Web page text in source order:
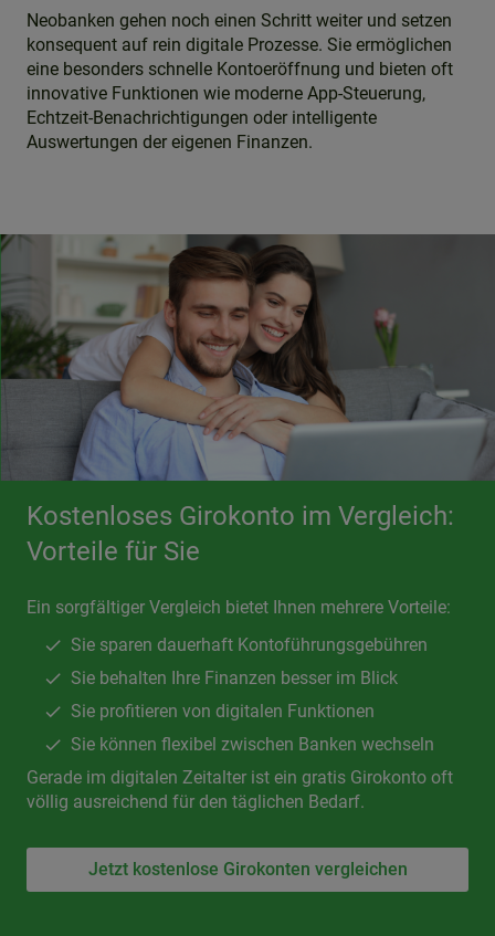
Neobanken gehen noch einen Schritt weiter und setzen
konsequent auf rein digitale Prozesse. Sie ermöglichen
eine besonders schnelle Kontoeröffnung und bieten oft
innovative Funktionen wie moderne App-Steuerung,
Echtzeit-Benachrichtigungen oder intelligente
Auswertungen der eigenen Finanzen.
Kostenloses Girokonto im Vergleich:
Vorteile für Sie
Ein sorgfältiger Vergleich bietet Ihnen mehrere Vorteile:
Sie sparen dauerhaft Kontoführungsgebühren
Sie behalten Ihre Finanzen besser im Blick
Sie profitieren von digitalen Funktionen
Sie können flexibel zwischen Banken wechseln
Gerade im digitalen Zeitalter ist ein gratis Girokonto oft
völlig ausreichend für den täglichen Bedarf.
Jetzt kostenlose Girokonten vergleichen